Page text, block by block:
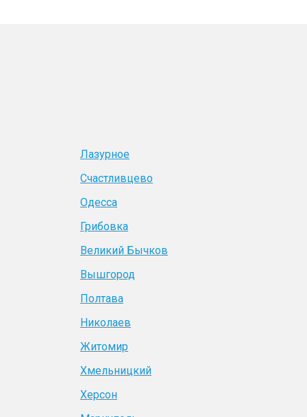
Лазурное
Счастливцево
Одесса
Грибовка
Великий Бычков
Вышгород
Полтава
Николаев
Житомир
Хмельницкий
Херсон